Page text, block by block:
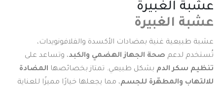
سماعات
عرض جميع الأقسام
الغبيرة
الغبيرة
غنية بمضادات الأكسدة والفلافونويدات،
لدعمصحة الجهاز الهضمي والكبد، وتساعد على
سكر الدمبشكل طبيعي. تمتاز بخصائصهاالمضادة
والمطهّرة للجسم ، مما يجعلها خيارًا مميزًا للعناية